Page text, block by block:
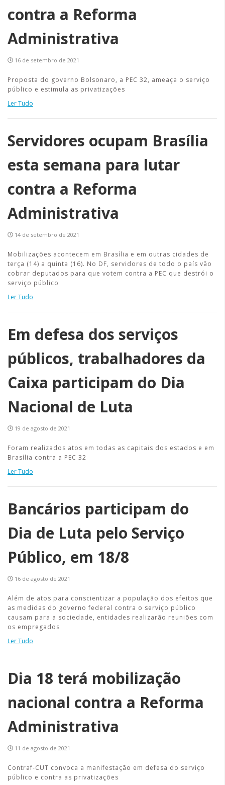
contra a Reforma
Administrativa
16 de setembro de 2021
Proposta do governo Bolsonaro, a PEC 32, ameaça o serviço
público e estimula as privatizações
Ler Tudo
Servidores ocupam Brasília
esta semana para lutar
contra a Reforma
Administrativa
14 de setembro de 2021
Mobilizações acontecem em Brasília e em outras cidades de
terça (14) a quinta (16). No DF, servidores de todo o país vão
cobrar deputados para que votem contra a PEC que destrói o
serviço público
Ler Tudo
Em defesa dos serviços
públicos, trabalhadores da
Caixa participam do Dia
Nacional de Luta
19 de agosto de 2021
Foram realizados atos em todas as capitais dos estados e em
Brasília contra a PEC 32
Ler Tudo
Bancários participam do
Dia de Luta pelo Serviço
Público, em 18/8
16 de agosto de 2021
Além de atos para conscientizar a população dos efeitos que
as medidas do governo federal contra o serviço público
causam para a sociedade, entidades realizarão reuniões com
os empregados
Ler Tudo
Dia 18 terá mobilização
nacional contra a Reforma
Administrativa
11 de agosto de 2021
Contraf-CUT convoca a manifestação em defesa do serviço
público e contra as privatizações